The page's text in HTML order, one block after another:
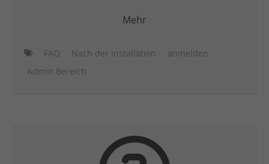
Mehr
FAQ Nach der Installation
anmelden
Admin Bereich